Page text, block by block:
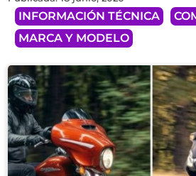
INFORMACIÓN TÉCNICA
MARCA Y MODELO